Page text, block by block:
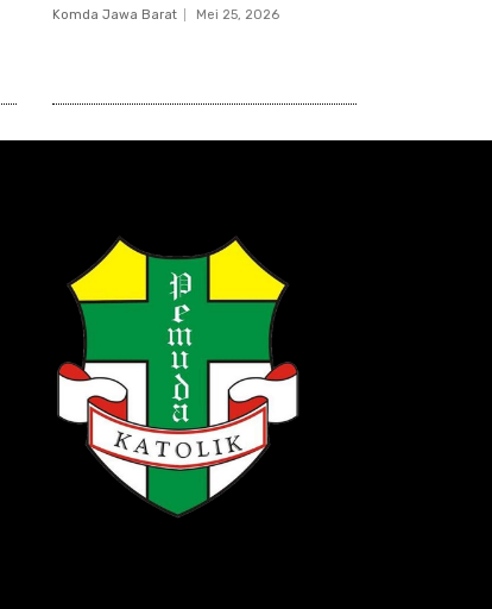
Komda Jawa Barat Mei 25, 2026